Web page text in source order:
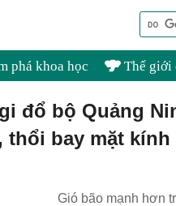
phá khoa học Thế giới
đổ bộ Quảng
thổi bay mặt
Gió bão mạnh hơn